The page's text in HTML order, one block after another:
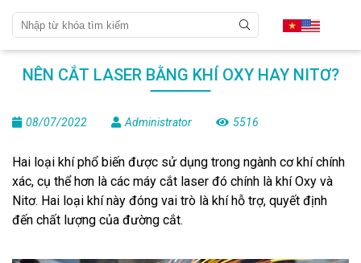
NÊN CẮT LASER BẰNG KHÍ OXY HAY NITƠ?
08/07/2022 Administrator 5516
Hai loại khí phổ biến được sử dụng trong ngành cơ khí chính
xác, cụ thể hơn là các máy cắt laser đó chính là khí Oxy và
Nitơ. Hai loại khí này đóng vai trò là khí hỗ trợ, quyết định
đến chất lượng của đường cắt.